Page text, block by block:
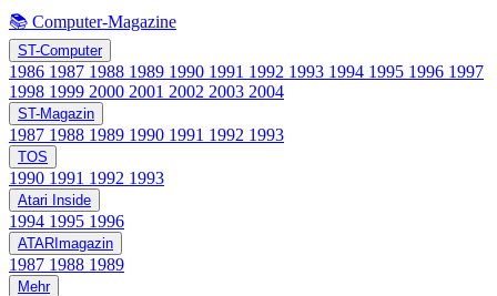
📚 Computer-Magazine
ST-Computer
1986 1987 1988 1989 1990 1991 1992 1993 1994 1995 1996 1997
1998 1999 2000 2001 2002 2003 2004
ST-Magazin
1987 1988 1989 1990 1991 1992 1993
TOS
1990 1991 1992 1993
Atari Inside
1994 1995 1996
ATARImagazin
1987 1988 1989
Mehr